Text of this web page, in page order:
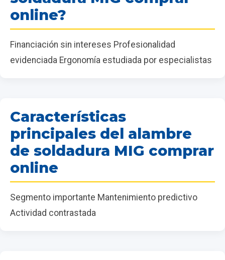
online?
Financiación sin intereses Profesionalidad
evidenciada Ergonomía estudiada por especialistas
Características
principales del alambre
de soldadura MIG comprar
online
Segmento importante Mantenimiento predictivo
Actividad contrastada